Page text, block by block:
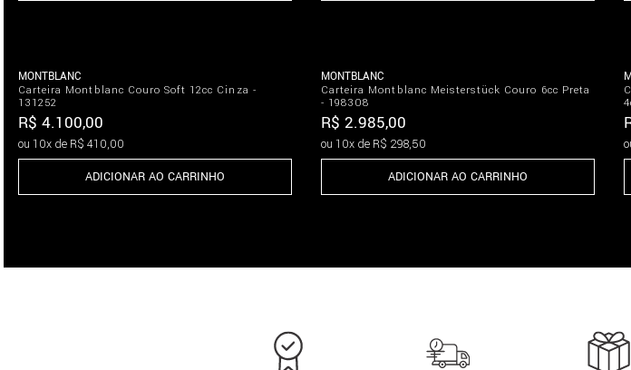
MONTBLANC
Carteira Montblanc Couro Soft 12cc Cinza -
131252
R$ 4.100,00
ou 10x de R$ 410,00
ADICIONAR AO CARRINHO
MONTBLANC
Carteira Montblanc Meisterstück Couro 6cc Preta
- 198308
R$ 2.985,00
ou 10x de R$ 298,50
ADICIONAR AO CARRINHO